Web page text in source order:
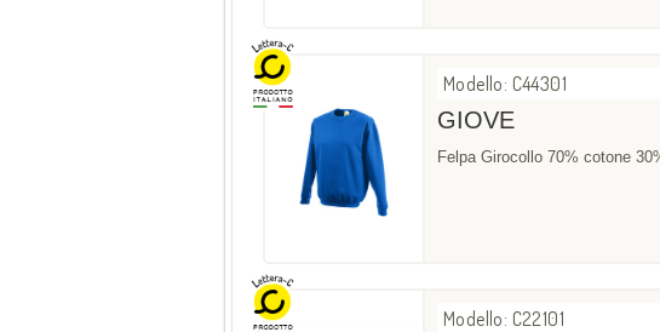
Modello: C44301
GIOVE
Felpa Girocollo 70% cotone
Modello: C22101